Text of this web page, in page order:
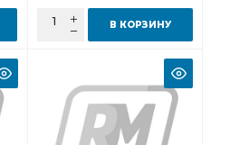
В КОРЗИНУ